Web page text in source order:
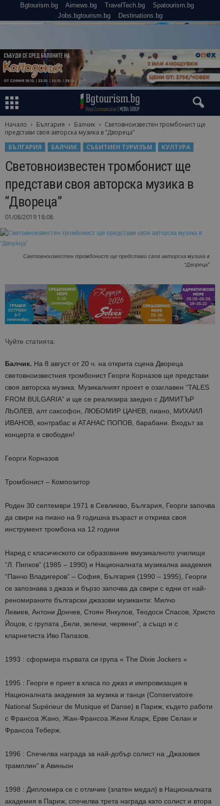
Bgtourism.bg Airnews.bg TravelTech.bg
Spatourism.bg
Jobs.bgtourism.bg
Destinations.bg
Начало България Балчик
Световноизвестен тромбонист ще
представи своя авторска музика в “Двореца”
БЪЛГАРИЯ
БАЛЧИК СЪБИТИЕН ТУРИЗЪМ КУЛТУРА
Световноизвестен тромбонист ще
представи своя авторска музика в
“Двореца”
01/08/2019 18:08
Световноизвестен тромбонист ще представи своя авторска музика в
“Двореца”
Чуйте статията:
Балчик. На 8 август от 20 ч. на открита сцена Двореца
световноизвестния тромбонист Георги Корназов ще представи
своя авторска музика. Музикалният проект е озаглавен “TALES
FROM BULGARIA” и ще се реализира заедно с ДИМИТЪР
ЛЬОЛЕВ, алт саксофон, ЛЮБОМИР ЦАНЕВ, пиано, МИХАИЛ
ИВАНОВ, контрабас и АТАНАС ПОПОВ, барабaни. Входът за
концерта е свободен!
Георги Корназов
Тромбонист – Композитор
Роден 30 септември 1971 в Севлиево, България, Георги започва
да свири на пиано на 9 годишна възраст и открива своя
инструмент тромбонa нa 12 години
Наред с класическото си образование вмузикалното училище
“Л. Пипков” (1985 – 1990) и Националната музикална академия
“Панчо Владигеров” – София, България (1990 – 1995), Георги
се запознава з джазa и бързо започва да свири с едни от най-
реномираните български джазови музиканти: Милчо
Левиев, Антони Дончев, Стоян Янкулов, Теодоси Спасов, Христо
Йоцов, с групата „Бели, зелени, червени“, а също и с
кларнетиста Иво Папазов.
1993 : сформира първата си група « The Dixie Jockers »
1995 : Георги е приет в класа по джаз и импровизация в
Националната академия за музика и танци (Conservatoire
National Supérieur de Musique et Danse) в Париж, където работи
с Франсоа Жано, Жан-Франсоа Жени Кларк, Ерве Селан и
Франсоа Теберж.
1996 : Cпечелва награда за най-добър солист на „Джазовия
трамплин“ в Авиньон
1998 : Дипломира се с отличие (златен медал) в Националната
академия в Париж, спечелва трета награда като солист и втора